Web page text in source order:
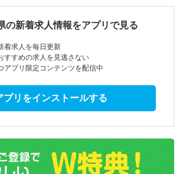
の新着求人情報をアプリで見る
着求人を毎日更新
すすめの求人を見逃さない
アプリ限定コンテンツを配信中
プリをインストールする